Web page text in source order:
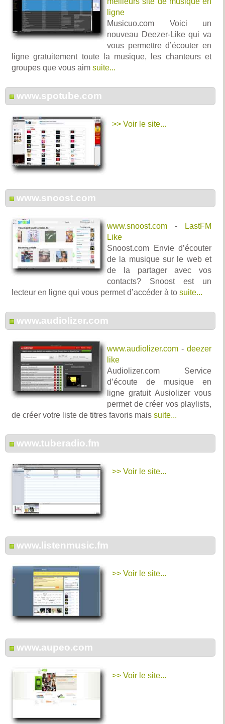
ligne
Musicuo.com Voici un
nouveau Deezer-Like qui va
vous permettre d’écouter en
ligne gratuitement toute la musique, les chanteurs et
groupes que vous aim suite...
www.spotube.com
>> Voir le site...
www.snoost.com
www.snoost.com -
LastFM
Like
Snoost.com Envie d’écouter
de la musique sur le web et
de la partager avec vos
contacts? Snoost est un
lecteur en ligne qui vous permet d’accéder à to suite...
www.audiolizer.com
www.audiolizer.com - deezer
like
Audiolizer.com Service
d’écoute de musique en
ligne gratuit Ausiolizer vous
permet de créer vos playlists,
de créer votre liste de titres favoris mais suite...
www.tuberadio.fm
>> Voir le site...
www.listenmusic.fm
>> Voir le site...
www.aupeo.com
>> Voir le site...